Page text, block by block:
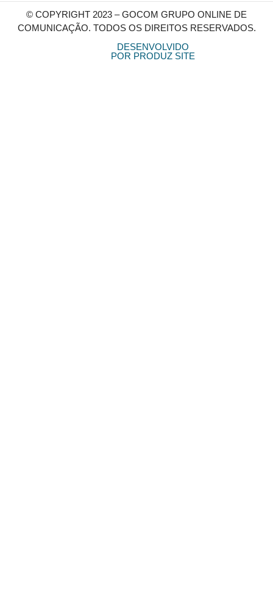
© COPYRIGHT 2023 – GOCOM GRUPO ONLINE DE
COMUNICAÇÃO. TODOS OS DIREITOS RESERVADOS.
DESENVOLVIDO
POR PRODUZ SITE